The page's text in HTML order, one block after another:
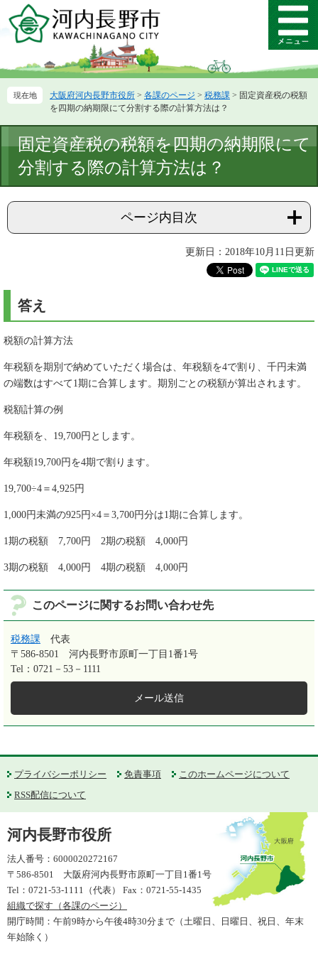
ー
先
ニ
を
て
メ
ニ
ー
大阪府河内長野市役所 > 各課のページ > 税務課 > 固定資産税の税額
を四期の納期限にて分割する際の計算方法は？
文
固定資産税の税額を四期の納期限にて
分割する際の計算方法は？
ページ内目次
更新日：2018年10月11日更新
答え
税額の計算方法
年税額を期別で納めていただく場合は、年税額を4で割り、千円未満
の端数はすべて1期に合算します。期別ごとの税額が算出されます。
税額計算の例
年税額を、19,700円とします。
年税額19,700円を4期で割ります。
19,700÷4＝4,925円
1,000円未満の925円×4＝3,700円分は1期に合算します。
1期の税額 7,700円 2期の税額 4,000円
3期の税額 4,000円 4期の税額 4,000円
このページに関するお問い合わせ先
税務課
代表
〒586-8501
河内長野市原町一丁目1番1号
Tel：0721－53－1111
メール送信
プライバシーポリシー 免責事項
このホームページについて
RSS配信について
河内長野市役所
法人番号：6000020272167
〒586-8501 大阪府河内長野市原町一丁目1番1号
Tel：0721-53-1111（代表） Fax：0721-55-1435
組織で探す（各課のページ）
開庁時間：午前9時から午後4時30分まで（土曜日、日曜日、祝日、年末
年始除く）